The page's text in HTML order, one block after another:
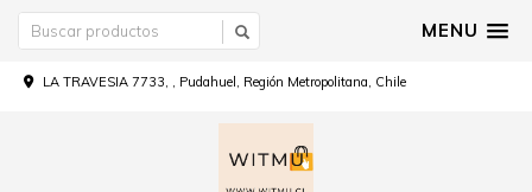
MENU
LA TRAVESIA 7733, , Pudahuel, Región Metropolitana, Chile